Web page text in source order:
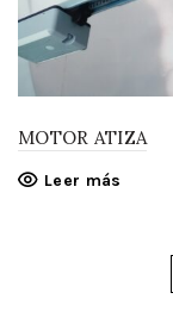
MOTOR ATIZA
Leer más